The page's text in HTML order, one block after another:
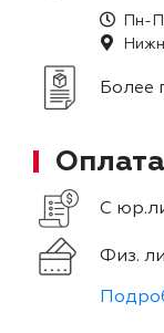
Пн-
Более
Оплата
С
Физ.